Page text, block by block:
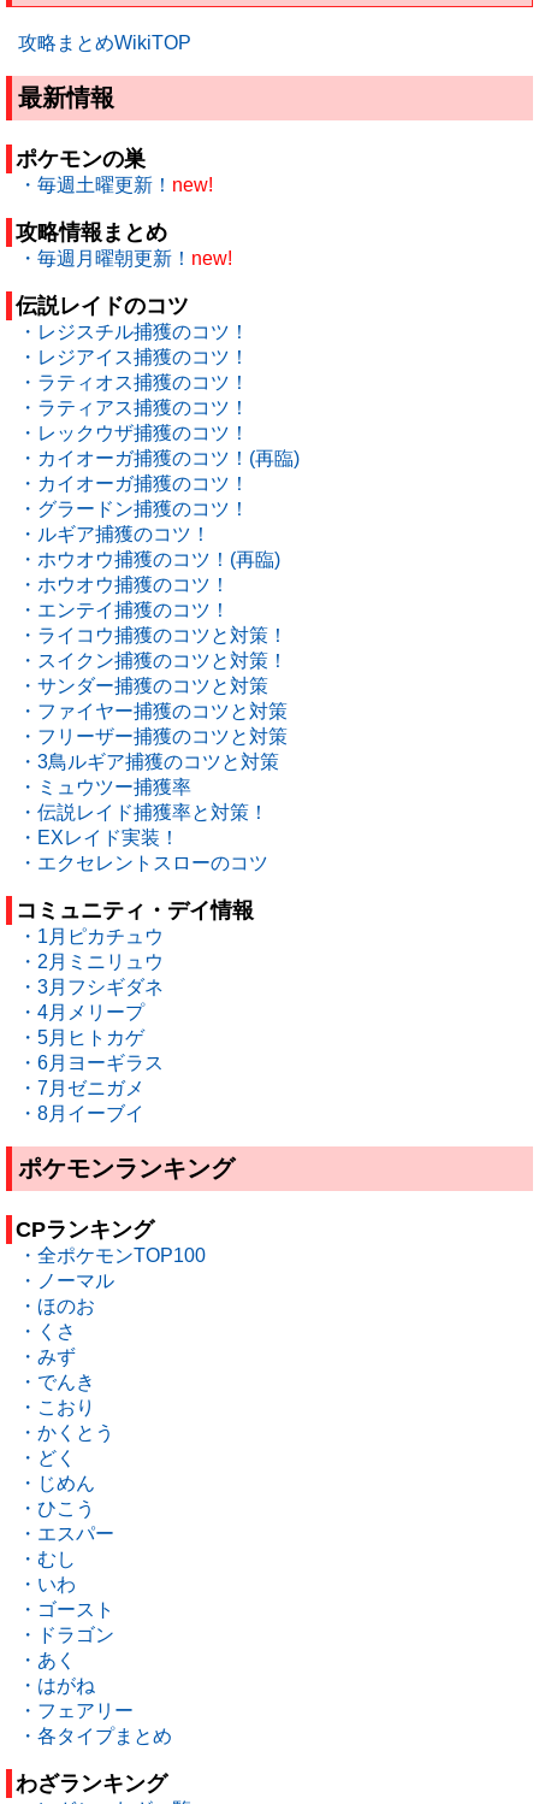
攻略まとめWikiTOP
最新情報
ポケモンの巣
・毎週土曜更新！ new!
攻略情報まとめ
・毎週月曜朝更新！ new!
伝説レイドのコツ
・レジスチル捕獲のコツ！
・レジアイス捕獲のコツ！
・ラティオス捕獲のコツ！
・ラティアス捕獲のコツ！
・レックウザ捕獲のコツ！
・カイオーガ捕獲のコツ！(再臨)
・カイオーガ捕獲のコツ！
・グラードン捕獲のコツ！
・ルギア捕獲のコツ！
・ホウオウ捕獲のコツ！(再臨)
・ホウオウ捕獲のコツ！
・エンテイ捕獲のコツ！
・ライコウ捕獲のコツと対策！
・スイクン捕獲のコツと対策！
・サンダー捕獲のコツと対策
・ファイヤー捕獲のコツと対策
・フリーザー捕獲のコツと対策
・3鳥ルギア捕獲のコツと対策
・ミュウツー捕獲率
・伝説レイド捕獲率と対策！
・EXレイド実装！
・エクセレントスローのコツ
コミュニティ・デイ情報
・1月ピカチュウ
・2月ミニリュウ
・3月フシギダネ
・4月メリープ
・5月ヒトカゲ
・6月ヨーギラス
・7月ゼニガメ
・8月イーブイ
ポケモンランキング
CPランキング
・全ポケモンTOP100
・ノーマル
・ほのお
・くさ
・みず
・でんき
・こおり
・かくとう
・どく
・じめん
・ひこう
・エスパー
・むし
・いわ
・ゴースト
・ドラゴン
・あく
・はがね
・フェアリー
・各タイプまとめ
わざランキング